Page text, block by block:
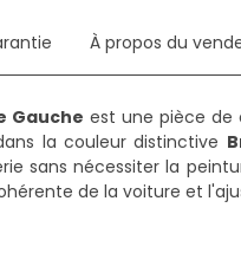
À propos du
Gauche est une pièce de
la couleur distinctive
sans nécessiter la
de la voiture et